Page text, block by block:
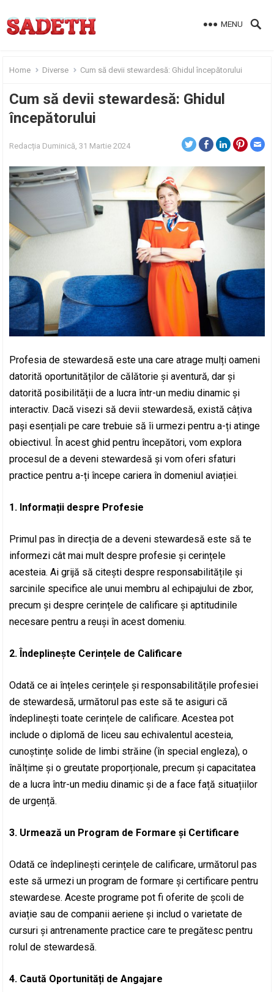
MENU
Home Diverse Cum să devii stewardesă: Ghidul începătorului
Cum să devii stewardesă: Ghidul
începătorului
Redacția Duminică, 31 Martie 2024
Profesia de stewardesă este una care atrage mulți oameni
datorită oportunităților de călătorie și aventură, dar și
datorită posibilității de a lucra într-un mediu dinamic și
interactiv. Dacă visezi să devii stewardesă, există câțiva
pași esențiali pe care trebuie să îi urmezi pentru a-ți atinge
obiectivul. În acest ghid pentru începători, vom explora
procesul de a deveni stewardesă și vom oferi sfaturi
practice pentru a-ți începe cariera în domeniul aviației.
1. Informații despre Profesie
Primul pas în direcția de a deveni stewardesă este să te
informezi cât mai mult despre profesie și cerințele
acesteia. Ai grijă să citești despre responsabilitățile și
sarcinile specifice ale unui membru al echipajului de zbor,
precum și despre cerințele de calificare și aptitudinile
necesare pentru a reuși în acest domeniu.
2. Îndeplinește Cerințele de Calificare
Odată ce ai înțeles cerințele și responsabilitățile profesiei
de stewardesă, următorul pas este să te asiguri că
îndeplinești toate cerințele de calificare. Acestea pot
include o diplomă de liceu sau echivalentul acesteia,
cunoștințe solide de limbi străine (în special engleza), o
înălțime și o greutate proporționale, precum și capacitatea
de a lucra într-un mediu dinamic și de a face față situațiilor
de urgență.
3. Urmează un Program de Formare și Certificare
Odată ce îndeplinești cerințele de calificare, următorul pas
este să urmezi un program de formare și certificare pentru
stewardese. Aceste programe pot fi oferite de școli de
aviație sau de companii aeriene și includ o varietate de
cursuri și antrenamente practice care te pregătesc pentru
rolul de stewardesă.
4. Caută Oportunități de Angajare